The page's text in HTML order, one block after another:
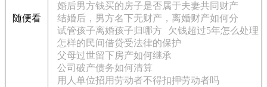
随便看
婚后男方钱买的房子是否属于夫妻共同财产
结婚后，男方名下无财产，离婚财产如何分
试管孩子离婚孩子归哪方
欠钱超过5年怎么处理
怎样的民间借贷受法律的保护
父母过世留下房产如何继承
公司破产债务如何清算
用人单位招用劳动者不得扣押劳动者吗